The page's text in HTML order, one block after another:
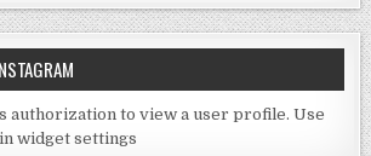
authorization to view a user profile. Use
widget settings